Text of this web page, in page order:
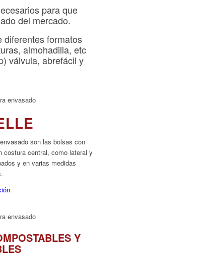
para que
del mercado.
diferentes formatos
almohadilla, etc
válvula, abrefácil y
son las bolsas con
central, como lateral y
y en varias medidas
Y